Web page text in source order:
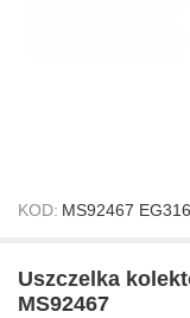
KOD: MS92467
Uszczelka
MS92467